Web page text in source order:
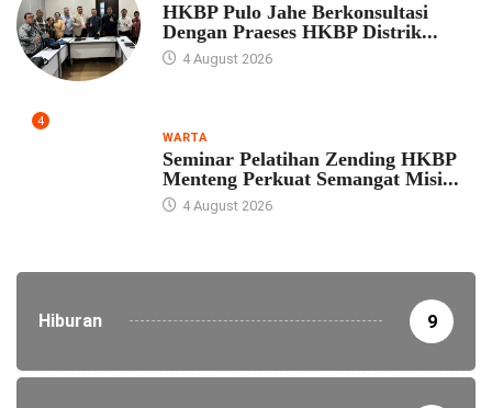
HKBP Pulo Jahe Berkonsultasi
Dengan Praeses HKBP Distrik...
4 August 2026
4
WARTA
Seminar Pelatihan Zending HKBP
Menteng Perkuat Semangat Misi...
4 August 2026
Hiburan 9